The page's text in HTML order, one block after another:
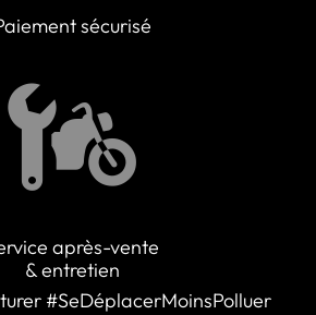
sécurisé
après-vente
& entretien
#SeDéplacerMoinsPolluer